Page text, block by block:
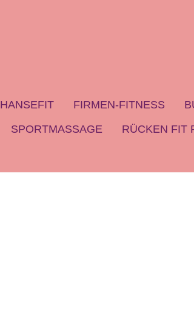
HANSEFIT FIRMEN-FITNESS
SPORTMASSAGE
RÜCKEN FIT